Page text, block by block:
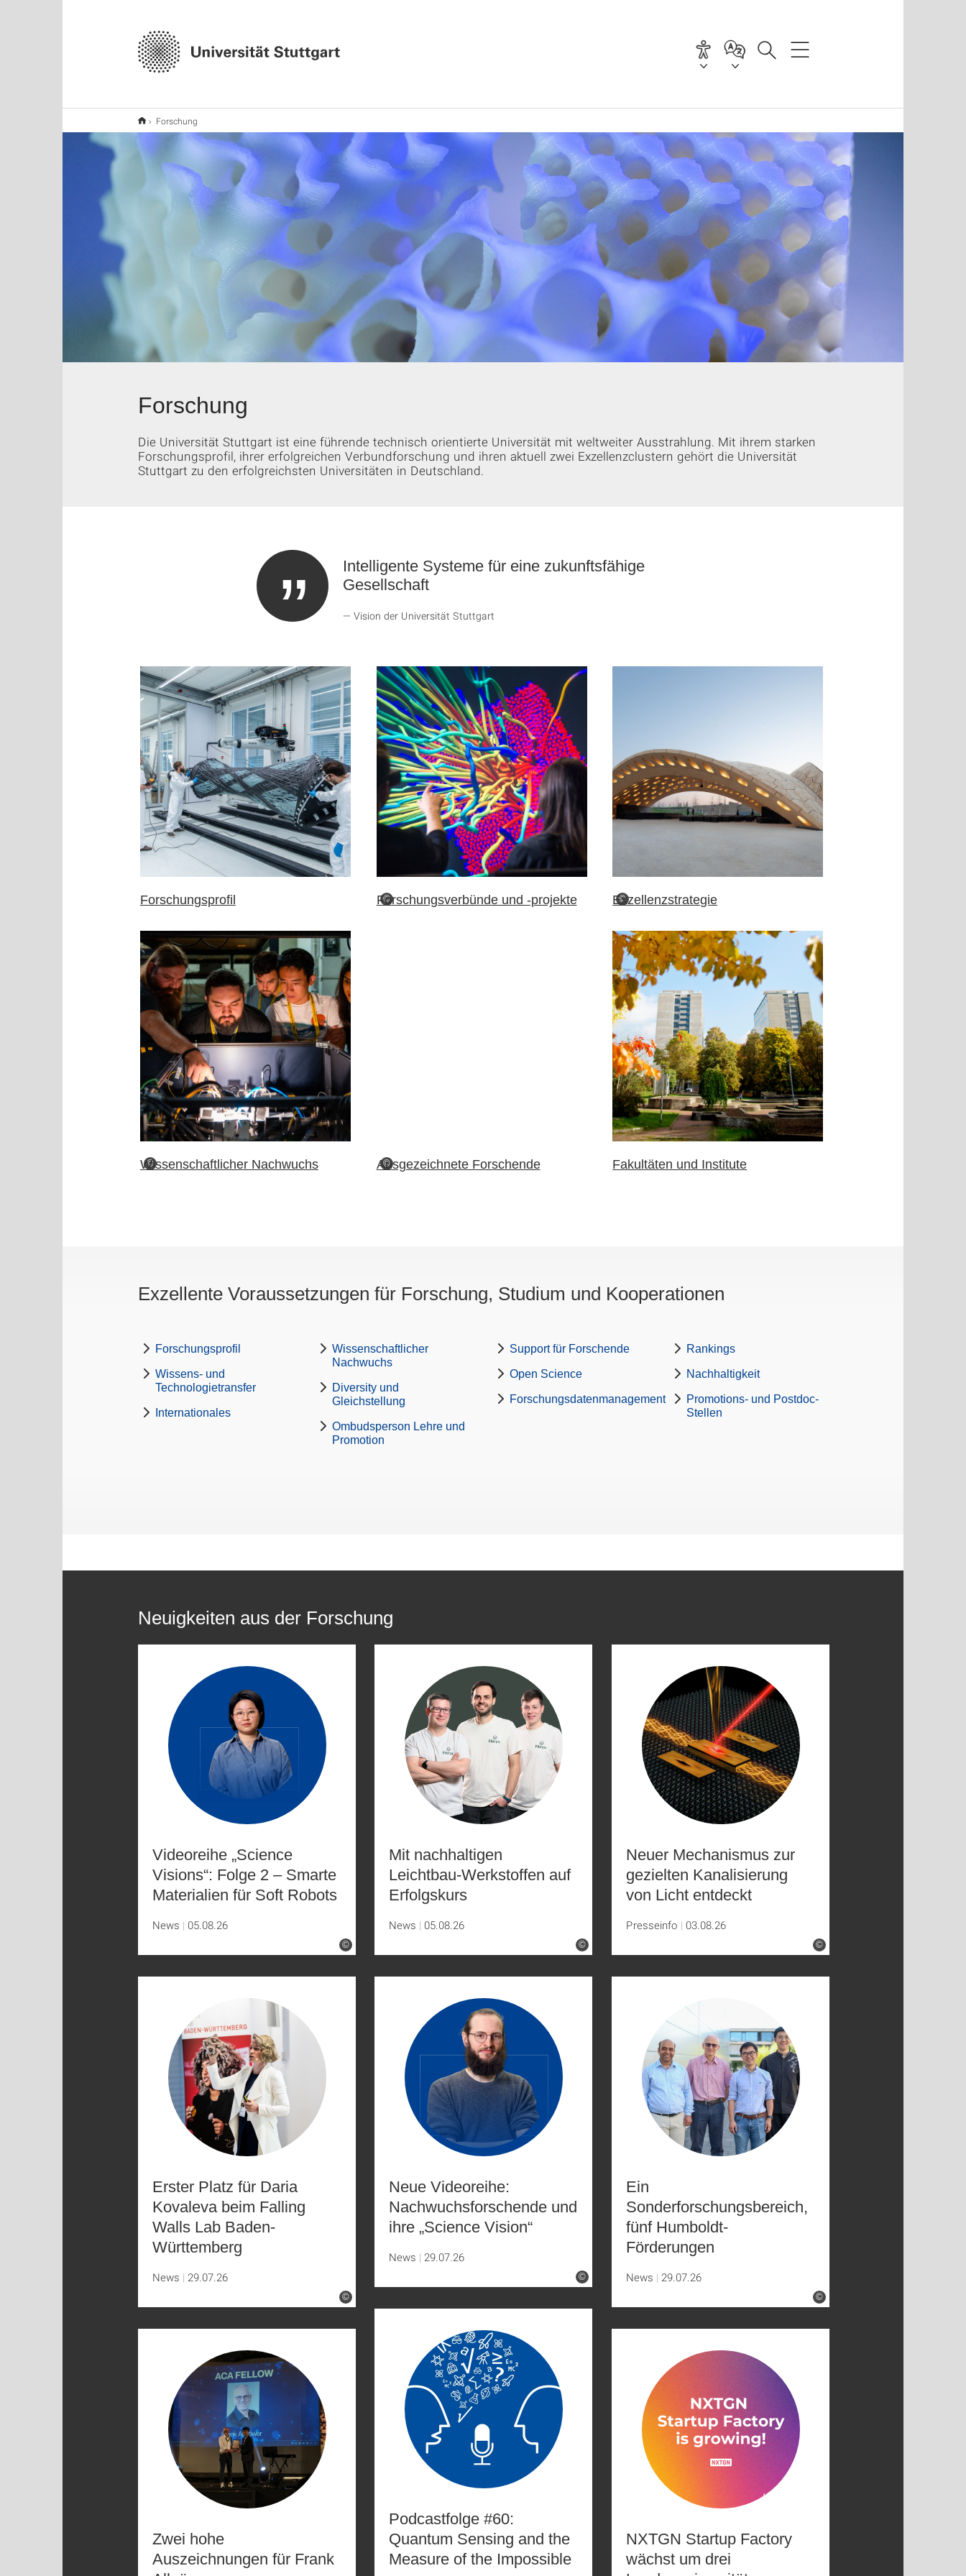
Forschung
Forschung
Die Universität Stuttgart ist eine führende technisch orientierte Universität mit weltweiter Ausstrahlung. Mit ihrem starken
Forschungsprofil, ihrer erfolgreichen Verbundforschung und ihren aktuell zwei Exzellenzclustern gehört die Universität
Stuttgart zu den erfolgreichsten Universitäten in Deutschland.
Intelligente Systeme für eine zukunftsfähige
Gesellschaft
Vision der Universität Stuttgart
Forschungsprofil ©
Forschungsverbünde und -projekte ©
Exzellenzstrategie
©
Wissenschaftlicher Nachwuchs ©
Ausgezeichnete Forschende Fakultäten und Institute
Exzellente Voraussetzungen für Forschung, Studium und Kooperationen
Forschungsprofil
Wissens- und
Technologietransfer
Internationales
Wissenschaftlicher
Nachwuchs
Diversity und
Gleichstellung
Ombudsperson Lehre und
Promotion
Support für Forschende
Open Science
Forschungsdatenmanagement
Rankings
Nachhaltigkeit
Promotions- und Postdoc-
Stellen
Neuigkeiten aus der Forschung
©
Videoreihe „Science
Visions“: Folge 2 – Smarte
Materialien für Soft Robots
News 05.08.26
©
Mit nachhaltigen
Leichtbau-Werkstoffen auf
Erfolgskurs
News 05.08.26
©
Neuer Mechanismus zur
gezielten Kanalisierung
von Licht entdeckt
Presseinfo 03.08.26
©
Erster Platz für Daria
Kovaleva beim Falling
Walls Lab Baden-
Württemberg
News 29.07.26 ©
Neue Videoreihe:
Nachwuchsforschende und
ihre „Science Vision“
News 29.07.26
©
Ein
Sonderforschungsbereich,
fünf Humboldt-
Förderungen
News 29.07.26
Podcastfolge #60:
Quantum Sensing and the
Measure of the Impossible
Zwei hohe
Auszeichnungen für Frank
NXTGN Startup Factory
wächst um drei